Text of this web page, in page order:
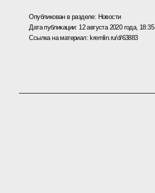
Опубликован в разделе: Новости
Дата публикации: 12 августа 2020 года, 18:35
Ссылка на материал:kremlin.ru/d/63883